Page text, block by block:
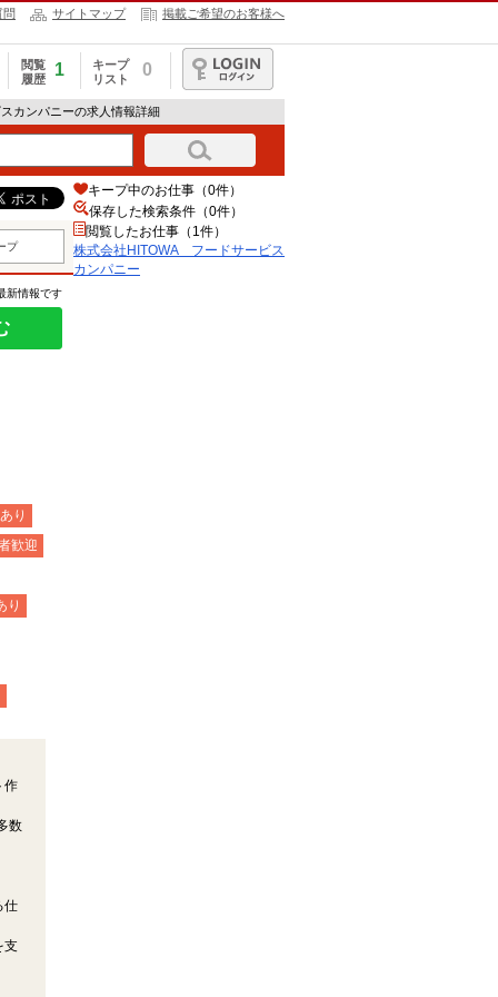
問 サイトマップ 掲載ご希望のお客様へ
閲覧
履歴
1
キープ
リスト
0
ログイン
カンパニーの求人情報詳細
プ
新情報です
り
歓迎
り
作
数
仕
支
キープ中のお仕事（0件）
保存した検索条件（0件）
閲覧したお仕事（1件）
株式会社HITOWA フードサービス
カンパニー